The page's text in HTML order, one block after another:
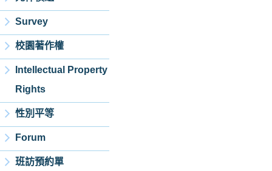
Survey
校園著作權
Intellectual Property
Rights
性別平等
Forum
班訪預約單